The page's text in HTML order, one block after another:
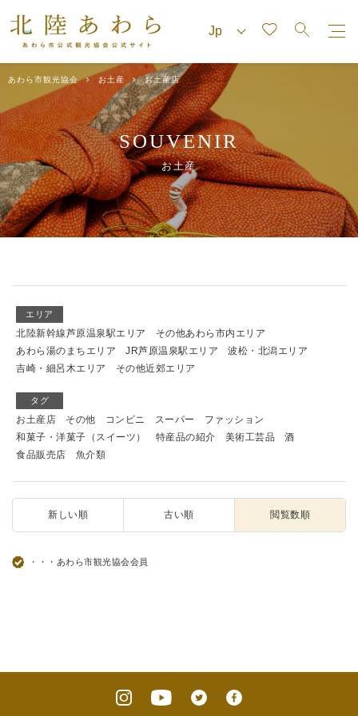
あわら市観光協会 お土産 お土産店
SOUVENIR
お土産
エリア
北陸新幹線芦原温泉駅エリア
その他あわら市内エリア
あわら湯のまちエリア
JR芦原温泉駅エリア
波松・北潟エリア
吉崎・細呂木エリア
その他近郊エリア
タグ
お土産店 その他 コンビニ スーパー
ファッション
和菓子・洋菓子（スイーツ）
特産品の紹介 美術工芸品
酒
食品販売店
魚介類
新しい順 古い順 閲覧数順
・・・あわら市観光協会会員